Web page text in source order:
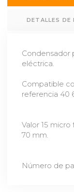
DETALLES DE
Condensador
eléctrica.
Compatible
referencia 40
Valor 15
70 mm.
Número de